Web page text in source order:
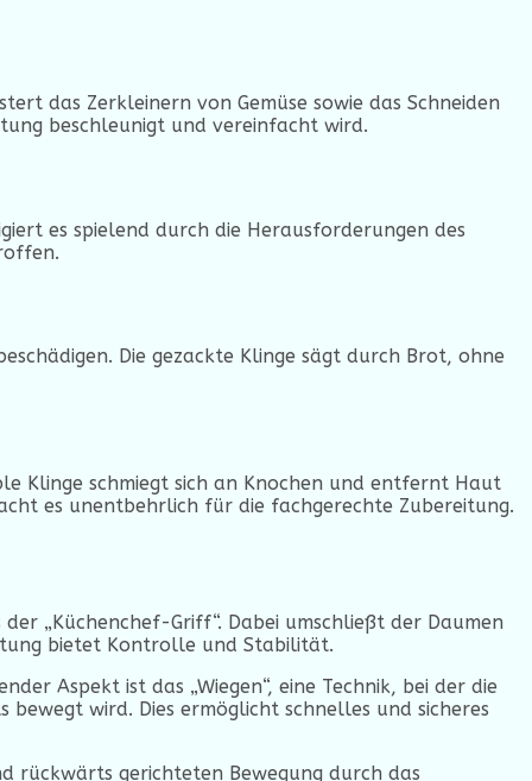
das Zerkleinern von Gemüse sowie das Schneiden
beschleunigt und vereinfacht wird.
es spielend durch die Herausforderungen des
Die gezackte Klinge sägt durch Brot, ohne
Klinge schmiegt sich an Knochen und entfernt Haut
es unentbehrlich für die fachgerechte Zubereitung.
„Küchenchef-Griff“. Dabei umschließt der Daumen
bietet Kontrolle und Stabilität.
Aspekt ist das „Wiegen“, eine Technik, bei der die
wird. Dies ermöglicht schnelles und sicheres
rückwärts gerichteten Bewegung durch das